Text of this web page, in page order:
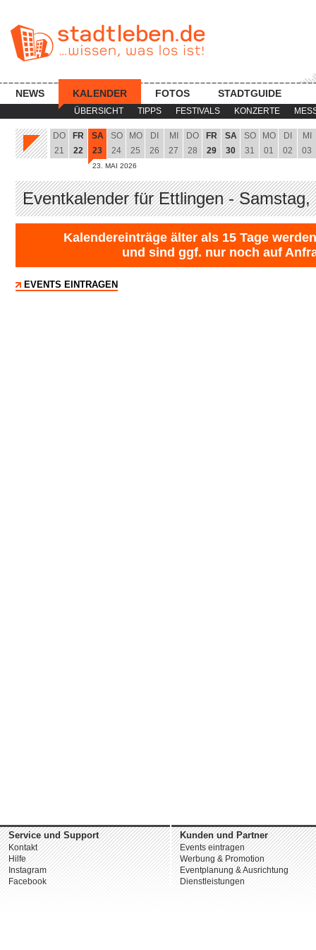
ÜBERSICHT TIPPS FESTIVALS KONZERTE
NEWS KALENDER FOTOS STADTGUIDE
DO
21
FR
22
SA
23
23. MAI 2026
SO
24
MO
25
DI
26
MI
27
DO
28
FR
29
SA
30
SO
31
MO
01
DI
02
MI
03
Eventkalender für Ettlingen - Samstag,
Kalendereinträge älter als 15 Tage
und sind ggf. nur noch auf
EVENTS EINTRAGEN
Service und Support
Kontakt
Hilfe
Instagram
Facebook
Kunden und Partner
Events eintragen
Werbung & Promotion
Eventplanung & Ausrichtung
Dienstleistungen